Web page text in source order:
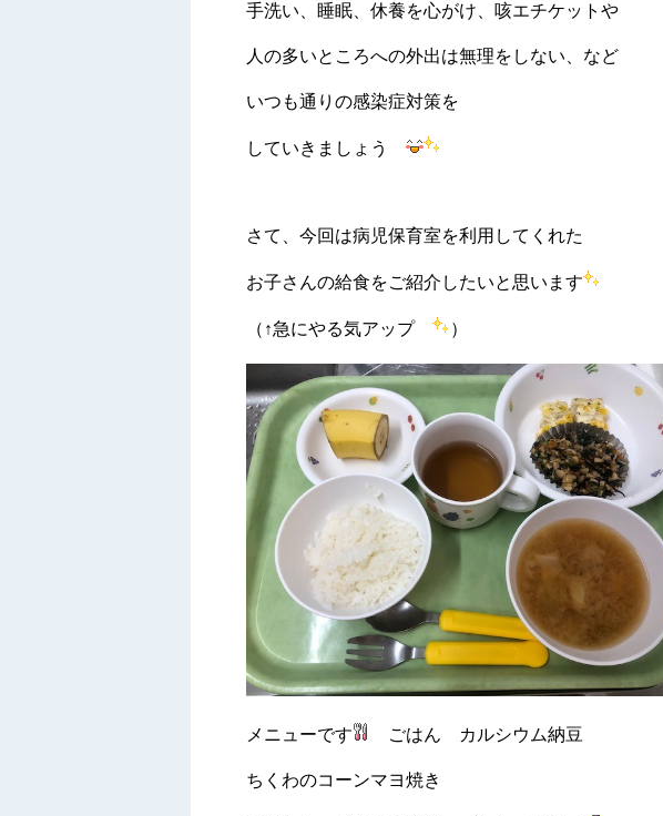
手洗い、睡眠、休養を心がけ、咳エチケットや
人の多いところへの外出は無理をしない、など
いつも通りの感染症対策を
していきましょう
さて、今回は病児保育室を利用してくれた
お子さんの給食をご紹介したいと思います
（↑急にやる気アップ ）
メニューです ごはん カルシウム納豆
ちくわのコーンマヨ焼き